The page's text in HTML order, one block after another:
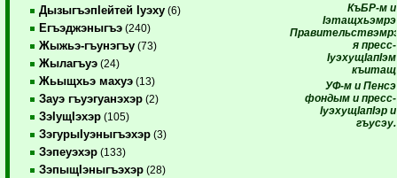
ДызыгъэпIейтей Iуэху (6)
Егъэджэныгъэ (240)
Жыжьэ-гъунэгъу (73)
Жылагъуэ (24)
Жьыщхьэ махуэ (13)
Зауэ гъуэгуанэхэр (2)
ЗэIущIэхэр (105)
ЗэгурыIуэныгъэхэр (3)
Зэпеуэхэр (133)
ЗэпыщIэныгъэхэр (28)
КъБР-м и
Iэтащхьэмрэ
я пресс-
IуэхущIапIэм
къитащ
УФ-м и Пенсэ
фондым и пресс-
IуэхущIапIэр и
гъусэу.